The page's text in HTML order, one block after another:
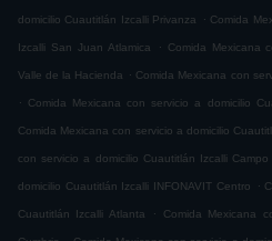
domicilio Cuautitlán Izcalli Privanza . Comida
Izcalli San Juan Atlamica . Comida Mexicana
Valle de la Hacienda . Comida Mexicana con
.
Comida Mexicana con servicio a domicilio
Comida Mexicana con servicio a domicilio
con servicio a domicilio Cuautitlán Izcalli Campo
domicilio Cuautitlán Izcalli INFONAVIT Centro .
Cuautitlán Izcalli Atlanta . Comida Mexicana
.